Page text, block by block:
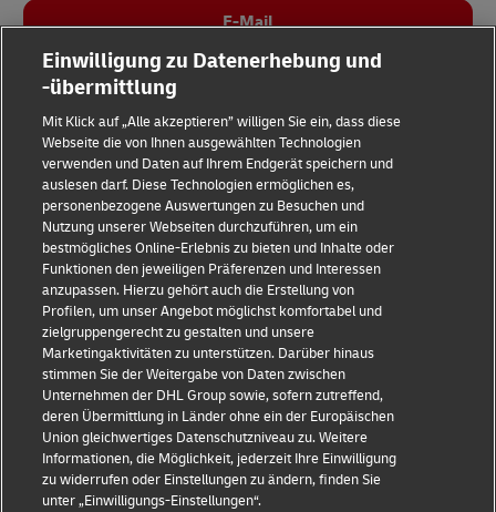
E-Mail
Impressum
Datenschutz & Cookies
Rechtliche Hinweise
Sicherheitshinweise
Kontakt
Einwilligungs-Einstellungen
Folge uns
Einwilligung zu Datenerhebung und
-übermittlung
Mit Klick auf „Alle akzeptieren” willigen Sie ein, dass diese
Webseite die von Ihnen ausgewählten Technologien
verwenden und Daten auf Ihrem Endgerät speichern und
auslesen darf. Diese Technologien ermöglichen es,
personenbezogene Auswertungen zu Besuchen und
Nutzung unserer Webseiten durchzuführen, um ein
bestmögliches Online-Erlebnis zu bieten und Inhalte oder
Funktionen den jeweiligen Präferenzen und Interessen
anzupassen. Hierzu gehört auch die Erstellung von
Profilen, um unser Angebot möglichst komfortabel und
zielgruppengerecht zu gestalten und unsere
Marketingaktivitäten zu unterstützen. Darüber hinaus
stimmen Sie der Weitergabe von Daten zwischen
Unternehmen der DHL Group sowie, sofern zutreffend,
deren Übermittlung in Länder ohne ein der Europäischen
Union gleichwertiges Datenschutzniveau zu. Weitere
Informationen, die Möglichkeit, jederzeit Ihre Einwilligung
zu widerrufen oder Einstellungen zu ändern, finden Sie
unter „Einwilligungs-Einstellungen“.